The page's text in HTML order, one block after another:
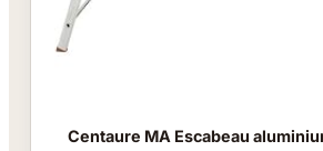
Centaure MA Escabeau